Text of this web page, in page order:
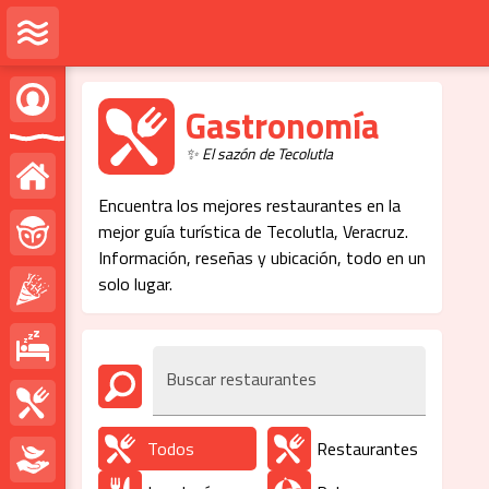
Gastronomía
✨ El sazón de Tecolutla
Encuentra los mejores restaurantes en la
mejor guía turística de Tecolutla, Veracruz.
Información, reseñas y ubicación, todo en un
solo lugar.
Buscar restaurantes
Todos
Restaurantes